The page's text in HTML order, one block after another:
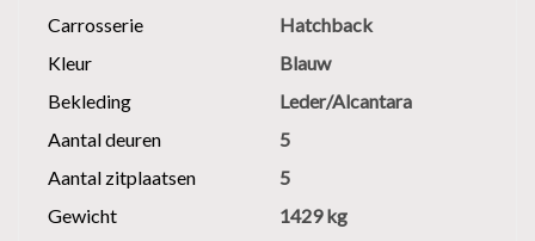
Carrosserie
Hatchback
Kleur
Blauw
Bekleding
Leder/Alcantara
Aantal deuren
5
Aantal zitplaatsen
5
Gewicht
1429 kg